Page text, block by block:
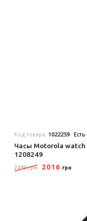
Код товара: 1022259
Часы Motorola watch
1208249
2499 грн 2016 грн